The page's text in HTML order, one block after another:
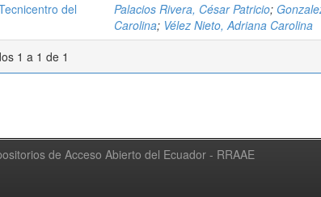
del
Palacios Rivera, César Patricio;
Carolina; Vélez Nieto, Adriana Carolina
1 a 1 de 1
de Acceso Abierto del Ecuador - RRAAE